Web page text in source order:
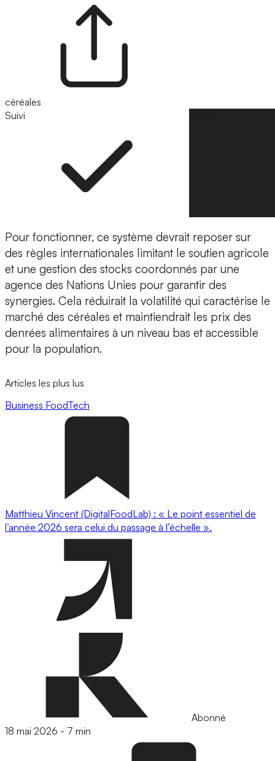
céréales
Suivi
Pour fonctionner, ce système devrait reposer sur
des règles internationales limitant le soutien agricole
et une gestion des stocks coordonnés par une
agence des Nations Unies pour garantir des
synergies. Cela réduirait la volatilité qui caractérise le
marché des céréales et maintiendrait les prix des
denrées alimentaires à un niveau bas et accessible
pour la population.
Articles les plus lus
Business FoodTech
Matthieu Vincent (DigitalFoodLab) : « Le point essentiel de
l’année 2026 sera celui du passage à l’échelle ».
Abonné
18 mai 2026 - 7 min